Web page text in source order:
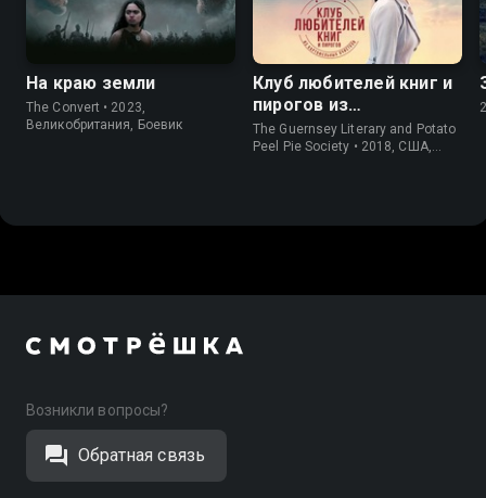
На краю земли
The Convert • 2023,
Великобритания, Боевик
Клуб любителей книг и
пирогов из
картофельных
очистков
The Guernsey Literary and Potato
Peel Pie Society • 2018, США,
Возникли вопросы?
Обратная связь